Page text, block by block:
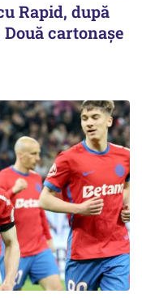
Rapid, după
cartonaşe